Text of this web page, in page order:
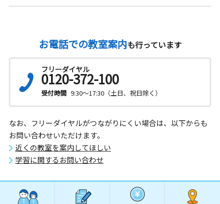
お電話での教室案内も行っています
フリーダイヤル
0120-372-100
受付時間 9:30～17:30（土日、祝日除く）
なお、フリーダイヤルがつながりにくい場合は、以下からも
お問い合わせいただけます。
近くの教室を案内してほしい
学習に関するお問い合わせ